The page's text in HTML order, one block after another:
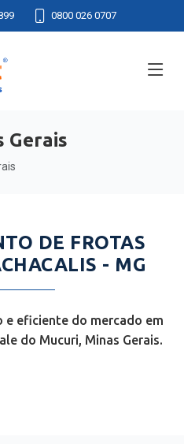
0800 026 0707
Gerais
DE FROTAS
- MG
e eficiente do mercado em
do Mucuri, Minas Gerais.